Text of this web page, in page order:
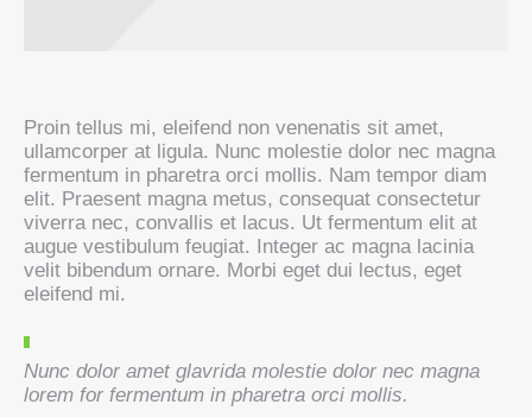
Proin tellus mi, eleifend non venenatis sit amet,
ullamcorper at ligula. Nunc molestie dolor nec magna
fermentum in pharetra orci mollis. Nam tempor diam
elit. Praesent magna metus, consequat consectetur
viverra nec, convallis et lacus. Ut fermentum elit at
augue vestibulum feugiat. Integer ac magna lacinia
velit bibendum ornare. Morbi eget dui lectus, eget
eleifend mi.
Nunc dolor amet glavrida molestie dolor nec magna
lorem for fermentum in pharetra orci mollis.